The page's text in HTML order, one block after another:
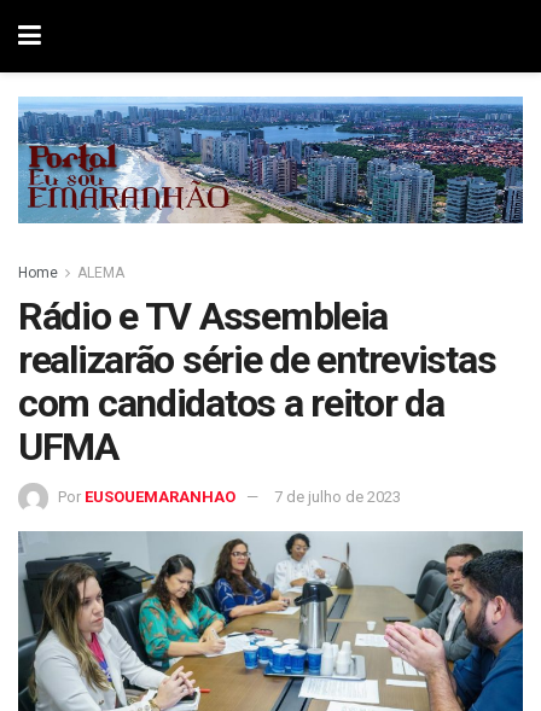
Home ALEMA
Rádio e TV Assembleia
realizarão série de entrevistas
com candidatos a reitor da
UFMA
Por EUSOUEMARANHAO 7 de julho de 2023